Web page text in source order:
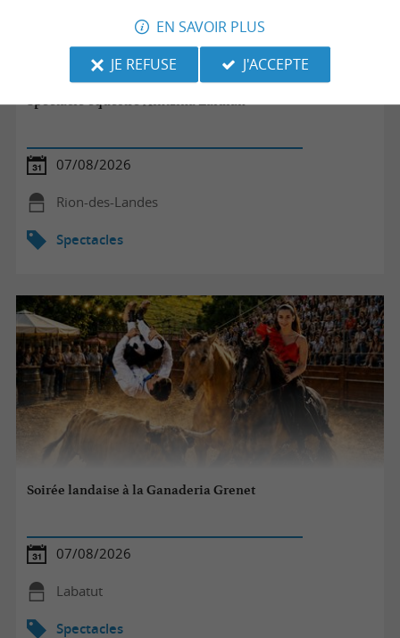
Spectacle équestre Aintzina Zaldiak
07/08/2026
Rion-des-Landes
Spectacles
Soirée landaise à la Ganaderia Grenet
07/08/2026
Labatut
Spectacles
EN SAVOIR PLUS
JE REFUSE
J'ACCEPTE